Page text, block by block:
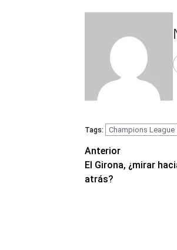
Tags: Champions League
Navegación
de
Anterior
El Girona, ¿mirar
atrás?